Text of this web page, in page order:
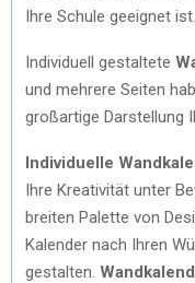
Ihre Schule geeignet ist.
Individuell gestaltete
und mehrere Seiten
großartige Darstellung
Individuelle
Ihre Kreativität unter
breiten Palette von
Kalender nach Ihren
gestalten.